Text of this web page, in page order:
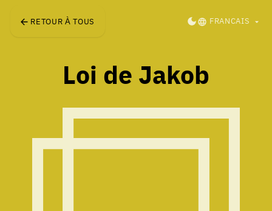
RETOUR À TOUS DARK MODE
FRANCAIS
Loi de Jakob